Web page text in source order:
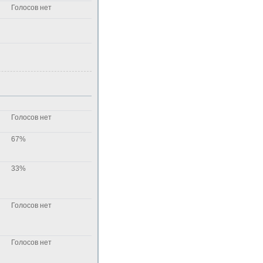
Голосов нет
Голосов нет
67%
33%
Голосов нет
Голосов нет